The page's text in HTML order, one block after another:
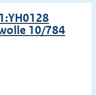
10/784